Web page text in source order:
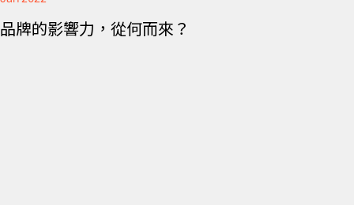
品牌的影響力，從何而來？